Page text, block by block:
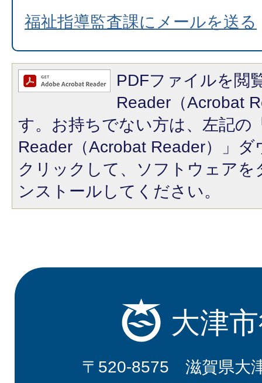
福祉指導監査課にメールを送る
PDFファイルを閲
Reader（Acrobat
す。お持ちでない方は、左記の
Reader（Acrobat Reader）」
クリックして、ソフトウェア
ンストールしてください。
大津
〒520-8575 滋賀県大